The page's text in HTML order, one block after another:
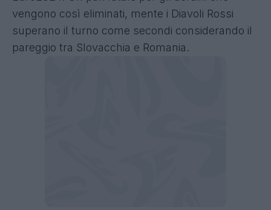
vengono così eliminati, mente i Diavoli Rossi
superano il turno come secondi considerando il
pareggio tra Slovacchia e Romania.